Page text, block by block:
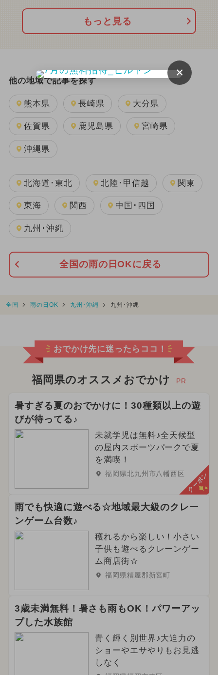
もっと見る
他の地域で記事を探す
熊本県 長崎県 大分県
佐賀県 鹿児島県 宮崎県
沖縄県
北海道･東北 北陸･甲信越 関東
東海 関西 中国･四国
九州･沖縄
全国の雨の日OKに戻る
全国 雨の日OK 九州･沖縄 九州･沖縄
おでかけ先に迷ったらココ！
福岡県のオススメおでかけ PR
暑すぎる夏のおでかけに！30種類以上の遊
びが待ってる♪
未就学児は無料♪全天候型
の屋内スポーツパークで夏
を満喫！
福岡県北九州市八幡西区 クーポン
雨でも快適に遊べる☆地域最大級のクレー
ンゲーム台数♪
穫れるから楽しい！小さい
子供も遊べるクレーンゲー
ム商店街☆
福岡県糟屋郡新宮町
3歳未満無料！暑さも雨もOK！パワーアッ
プした水族館
青く輝く別世界♪大迫力の
ショーやエサやりもお見逃
しなく
×